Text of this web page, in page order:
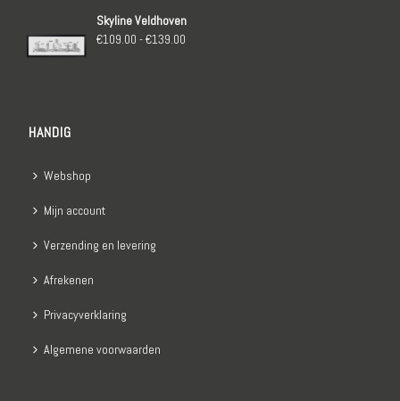
Skyline Veldhoven
€109.00 -€139.00
HANDIG
Webshop
Mijn account
Verzending en levering
Afrekenen
Privacyverklaring
Algemene voorwaarden